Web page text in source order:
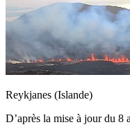
Reykjanes (Islande)
D’après la mise à jour du 8